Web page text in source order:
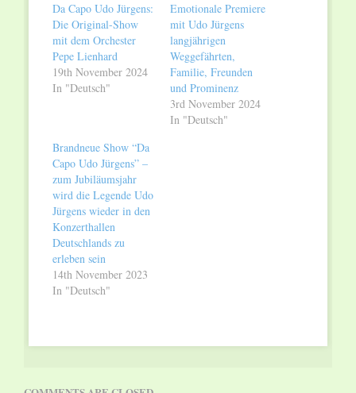
Da Capo Udo Jürgens:
Die Original-Show
mit dem Orchester
Pepe Lienhard
19th November 2024
In "Deutsch"
Emotionale Premiere
mit Udo Jürgens
langjährigen
Weggefährten,
Familie, Freunden
und Prominenz
3rd November 2024
In "Deutsch"
Brandneue Show “Da
Capo Udo Jürgens” –
zum Jubiläumsjahr
wird die Legende Udo
Jürgens wieder in den
Konzerthallen
Deutschlands zu
erleben sein
14th November 2023
In "Deutsch"